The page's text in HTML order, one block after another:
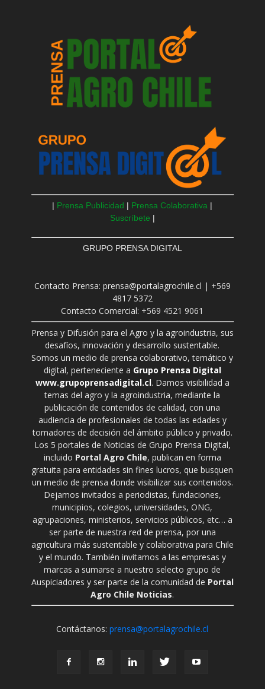
| Prensa Publicidad | Prensa Colaborativa |
Suscríbete |
GRUPO PRENSA DIGITAL
Contacto Prensa: prensa@portalagrochile.cl | +569
4817 5372
Contacto Comercial: +569 4521 9061
Prensa y Difusión para el Agro y la agroindustria, sus
desafíos, innovación y desarrollo sustentable.
Somos un medio de prensa colaborativo, temático y
digital, perteneciente a Grupo Prensa Digital
www.grupoprensadigital.cl. Damos visibilidad a
temas del agro y la agroindustria, mediante la
publicación de contenidos de calidad, con una
audiencia de profesionales de todas las edades y
tomadores de decisión del ámbito público y privado.
Los 5 portales de Noticias de Grupo Prensa Digital,
incluido Portal Agro Chile, publican en forma
gratuita para entidades sin fines lucros, que busquen
un medio de prensa donde visibilizar sus contenidos.
Dejamos invitados a periodistas, fundaciones,
municipios, colegios, universidades, ONG,
agrupaciones, ministerios, servicios públicos, etc… a
ser parte de nuestra red de prensa, por una
agricultura más sustentable y colaborativa para Chile
y el mundo. También invitamos a las empresas y
marcas a sumarse a nuestro selecto grupo de
Auspiciadores y ser parte de la comunidad de Portal
Agro Chile Noticias.
Contáctanos:prensa@portalagrochile.cl